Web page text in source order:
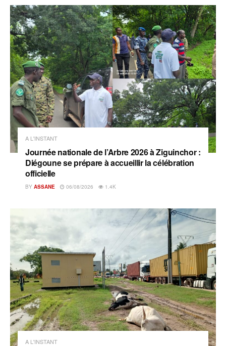
A L'INSTANT
Journée nationale de l’Arbre 2026 à Ziguinchor :
Diégoune se prépare à accueillir la célébration
officielle
BY ASSANE 06/08/2026 1.4K
A L'INSTANT